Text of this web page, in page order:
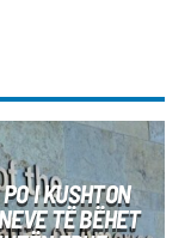
I KUSHTON
TË BËHET